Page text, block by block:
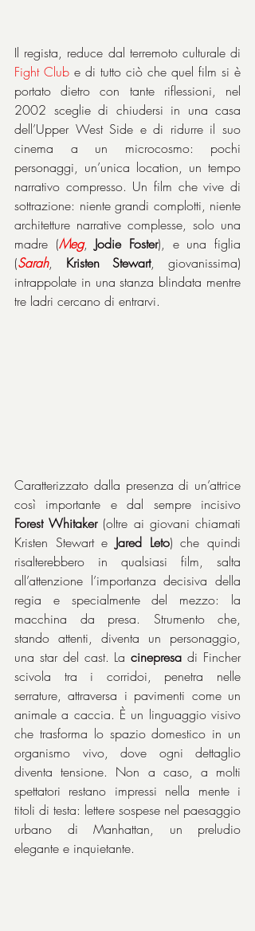
Fight Club e di tutto ciò che quel film si è
portato dietro con tante riflessioni, nel
2002 sceglie di chiudersi in una casa
dell’Upper West Side e di ridurre il suo
cinema a un microcosmo: pochi
personaggi, un’unica location, un tempo
narrativo compresso. Un film che vive di
sottrazione: niente grandi complotti, niente
architetture narrative complesse, solo una
madre (Meg, Jodie Foster), e una figlia
(Sarah, Kristen Stewart, giovanissima)
intrappolate in una stanza blindata mentre
tre ladri cercano di entrarvi.
Caratterizzato dalla presenza di un’attrice
Forest Whitaker (oltre ai giovani chiamati
Kristen Stewart e Jared Leto) che quindi
risalterebbero in qualsiasi film, salta
all’attenzione l’importanza decisiva della
regia e specialmente del mezzo: la
macchina da presa. Strumento che,
stando attenti, diventa un personaggio,
una star del cast. La cinepresa di Fincher
scivola tra i corridoi, penetra nelle
serrature, attraversa i pavimenti come un
animale a caccia. È un linguaggio visivo
che trasforma lo spazio domestico in un
organismo vivo, dove ogni dettaglio
diventa tensione. Non a caso, a molti
spettatori restano impressi nella mente i
titoli di testa: lettere sospese nel paesaggio
urbano di Manhattan, un preludio
elegante e inquietante.